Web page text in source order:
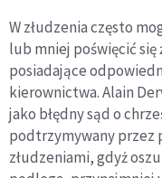
W złudzenia często
lub mniej poświęcić
posiadające
kierownictwa. Alain
jako błędny sąd o
podtrzymywany przez
złudzeniami, gdyż